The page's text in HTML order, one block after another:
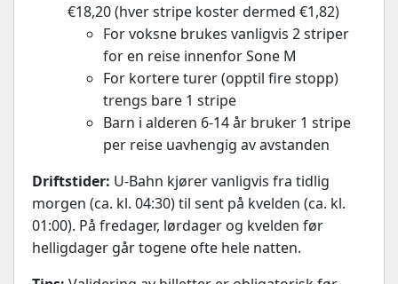
€18,20 (hver stripe koster dermed €1,82)
For voksne brukes vanligvis 2 striper
for en reise innenfor Sone M
For kortere turer (opptil fire stopp)
trengs bare 1 stripe
Barn i alderen 6-14 år bruker 1 stripe
per reise uavhengig av avstanden
Driftstider: U-Bahn kjører vanligvis fra tidlig
morgen (ca. kl. 04:30) til sent på kvelden (ca. kl.
01:00). På fredager, lørdager og kvelden før
helligdager går togene ofte hele natten.